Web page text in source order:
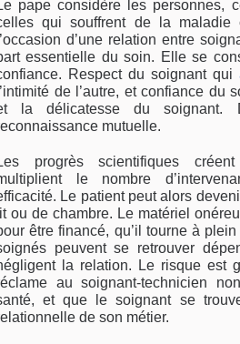
pape considère les personnes,
qui souffrent de la
d’une relation entre
essentielle du soin. Elle se
Respect du soignant qui
de l’autre, et confiance du
la délicatesse du
mutuelle.
progrès scientifiques
le nombre
Le patient peut alors
ou de chambre. Le matériel
être financé, qu’il tourne à
peuvent se retrouver
la relation. Le risque est
au soignant-technicien
et que le soignant se
de son métier.